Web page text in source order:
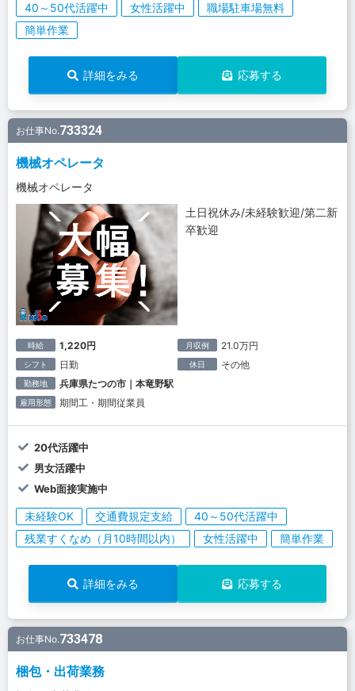
40～50代活躍中
女性活躍中
職場駐車場無料
簡単作業
詳細をみる 応募する
お仕事No.733324
機械オペレータ
機械オペレータ
土日祝休み/未経験歓迎/第二新
卒歓迎
時給 1,220円 月収例 21.0万円
シフト 日勤 休日 その他
勤務地 兵庫県たつの市｜本竜野駅
雇用形態 期間工・期間従業員
20代活躍中
男女活躍中
Web面接実施中
未経験OK 交通費規定支給
40～50代活躍中
残業すくなめ（月10時間以内）
女性活躍中 簡単作業
詳細をみる 応募する
お仕事No.733478
梱包・出荷業務